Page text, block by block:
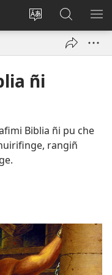
Quintunge
quewun
Tami
conal
pestaña
Quintual
JW.ORG
ñi
Biblia ñi pu che
rangiñ